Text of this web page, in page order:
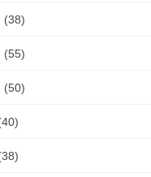
(38)
(55)
(50)